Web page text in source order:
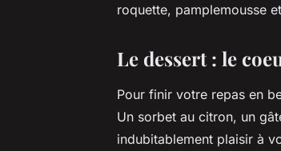
roquette, pamplemousse
Le dessert : le
Pour finir votre repas en
Un sorbet au citron, un
indubitablement plaisir à